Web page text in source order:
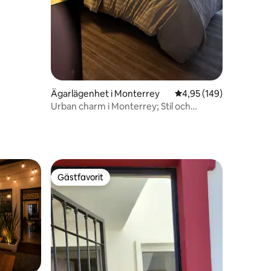
Ägarlägenhet i Monterrey 4,95 av 5 i
4,95 (149)
Urban charm i Monterrey; Stil och
Gästfavorit
Gästfavorit